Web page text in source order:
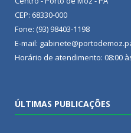
CEP: 68330-000
Fone: (93) 98403-1198
E-mail:
Horário de atendimento: 08:00
ÚLTIMAS PUBLICAÇÕES